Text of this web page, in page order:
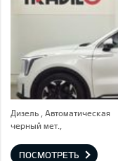
Дизель , Автоматическая
черный мет.,
ПОСМОТРЕТЬ